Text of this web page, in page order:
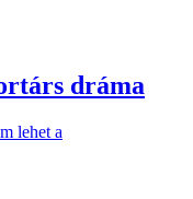
dráma
lehet a